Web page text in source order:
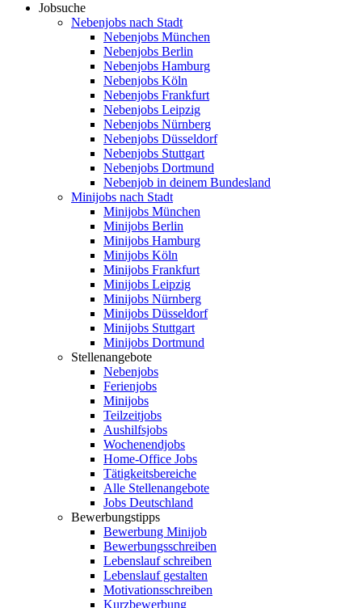
Jobsuche
Nebenjobs nach Stadt
Nebenjobs München
Nebenjobs Berlin
Nebenjobs Hamburg
Nebenjobs Köln
Nebenjobs Frankfurt
Nebenjobs Leipzig
Nebenjobs Nürnberg
Nebenjobs Düsseldorf
Nebenjobs Stuttgart
Nebenjobs Dortmund
Nebenjob in deinem Bundesland
Minijobs nach Stadt
Minijobs München
Minijobs Berlin
Minijobs Hamburg
Minijobs Köln
Minijobs Frankfurt
Minijobs Leipzig
Minijobs Nürnberg
Minijobs Düsseldorf
Minijobs Stuttgart
Minijobs Dortmund
Stellenangebote
Nebenjobs
Ferienjobs
Minijobs
Teilzeitjobs
Aushilfsjobs
Wochenendjobs
Home-Office Jobs
Tätigkeitsbereiche
Alle Stellenangebote
Jobs Deutschland
Bewerbungstipps
Bewerbung Minijob
Bewerbungsschreiben
Lebenslauf schreiben
Lebenslauf gestalten
Motivationsschreiben
Kurzbewerbung